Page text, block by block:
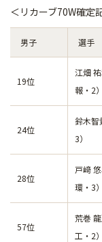
＜リカーブ70W確定
男子 選手
19位
江畑
報・2）
24位
鈴木智
3）
28位
戸﨑
環・3）
57位
荒巻
工・2）